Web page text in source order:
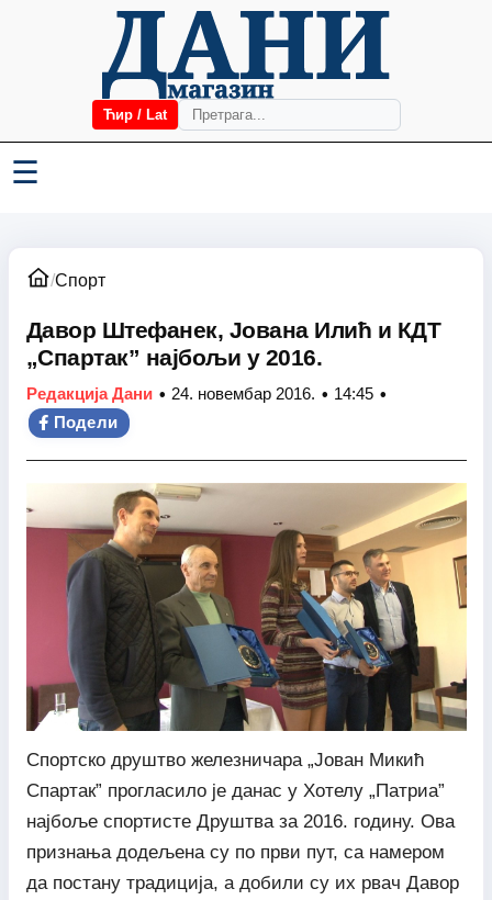
Ћир / Lat
☰
/Спорт
Давор Штефанек, Јована Илић и КДТ
„Спартак” најбољи у 2016.
Редакција Дани • 24. новембар 2016. • 14:45 •
Подели
Спортско друштво железничара „Јован Микић
Спартак” прогласило је данас у Хотелу „Патриа”
најбоље спортисте Друштва за 2016. годину. Ова
признања додељена су по први пут, са намером
да постану традиција, а добили су их рвач Давор